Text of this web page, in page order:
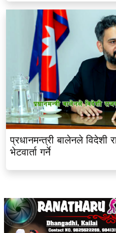
प्रधानमन्त्री बालेनले
भेटवार्ता गर्ने